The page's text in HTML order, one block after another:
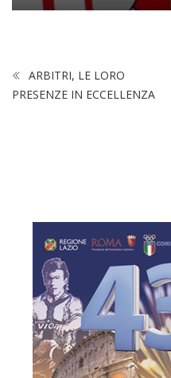
ARBITRI, LE LORO
PRESENZE IN ECCELLENZA